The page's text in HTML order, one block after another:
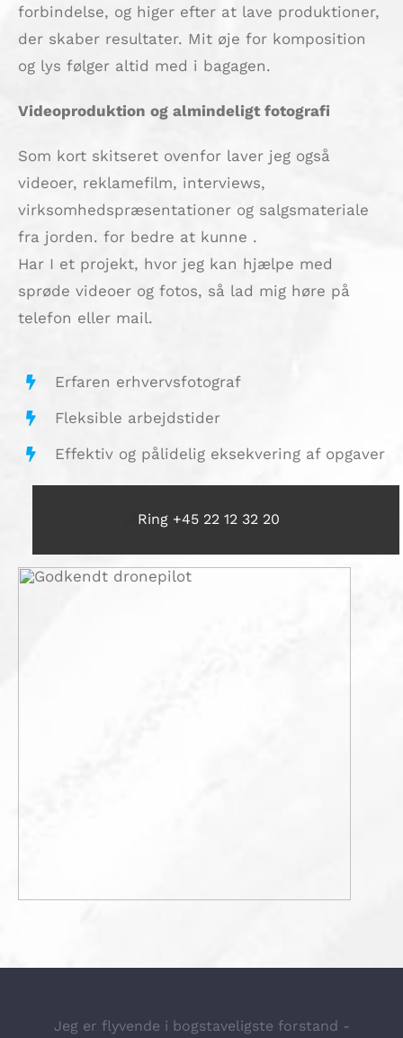
forbindelse, og higer efter at lave produktioner,
der skaber resultater. Mit øje for komposition
og lys følger altid med i bagagen.
Videoproduktion og almindeligt fotografi
Som kort skitseret ovenfor laver jeg også
videoer, reklamefilm, interviews,
virksomhedspræsentationer og salgsmateriale
fra jorden. for bedre at kunne .
Har I et projekt, hvor jeg kan hjælpe med
sprøde videoer og fotos, så lad mig høre på
telefon eller mail.
Erfaren erhvervsfotograf
Fleksible arbejdstider
Effektiv og pålidelig eksekvering af opgaver
Ring +45 22 12 32 20
Jeg er flyvende i bogstaveligste forstand -